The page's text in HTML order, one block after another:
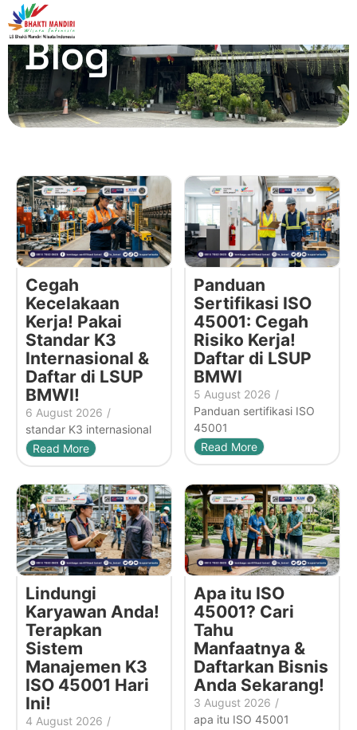
Blog
Cegah
Kecelakaan
Kerja! Pakai
Standar K3
Internasional &
Daftar di LSUP
BMWI!
6 August 2026 /
standar K3 internasional
Read More
Panduan
Sertifikasi ISO
45001: Cegah
Risiko Kerja!
Daftar di LSUP
BMWI
5 August 2026 /
Panduan sertifikasi ISO
45001
Read More
Lindungi
Karyawan Anda!
Terapkan
Sistem
Manajemen K3
ISO 45001 Hari
Ini!
4 August 2026 /
Apa itu ISO
45001? Cari
Tahu
Manfaatnya &
Daftarkan Bisnis
Anda Sekarang!
3 August 2026 /
apa itu ISO 45001